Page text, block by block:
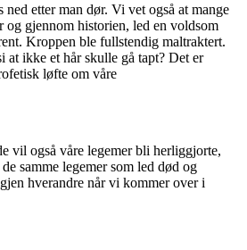
etter man dør. Vi vet også at mange
og gjennom historien, led en voldsom
Kroppen ble fullstendig maltraktert.
at ikke et hår skulle gå tapt? Det er
løfte om våre
vil også våre legemer bli herliggjorte,
samme legemer som led død og
hverandre når vi kommer over i